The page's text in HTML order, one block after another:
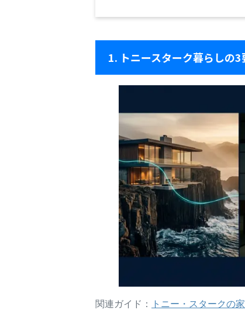
1. トニースターク暮らしの
関連ガイド： トニー・スタークの